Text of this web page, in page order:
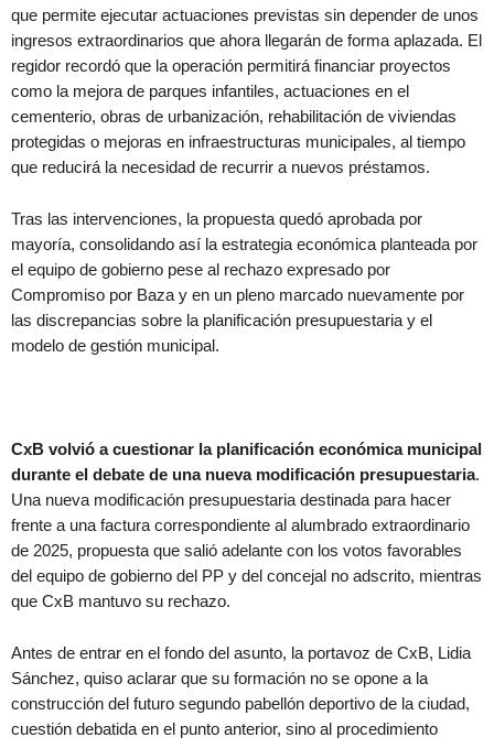
que permite ejecutar actuaciones previstas sin depender de unos
ingresos extraordinarios que ahora llegarán de forma aplazada. El
regidor recordó que la operación permitirá financiar proyectos
como la mejora de parques infantiles, actuaciones en el
cementerio, obras de urbanización, rehabilitación de viviendas
protegidas o mejoras en infraestructuras municipales, al tiempo
que reducirá la necesidad de recurrir a nuevos préstamos.
Tras las intervenciones, la propuesta quedó aprobada por
mayoría, consolidando así la estrategia económica planteada por
el equipo de gobierno pese al rechazo expresado por
Compromiso por Baza y en un pleno marcado nuevamente por
las discrepancias sobre la planificación presupuestaria y el
modelo de gestión municipal.
CxB volvió a cuestionar la planificación económica municipal
durante el debate de una nueva modificación presupuestaria.
Una nueva modificación presupuestaria destinada para hacer
frente a una factura correspondiente al alumbrado extraordinario
de 2025, propuesta que salió adelante con los votos favorables
del equipo de gobierno del PP y del concejal no adscrito, mientras
que CxB mantuvo su rechazo.
Antes de entrar en el fondo del asunto, la portavoz de CxB, Lidia
Sánchez, quiso aclarar que su formación no se opone a la
construcción del futuro segundo pabellón deportivo de la ciudad,
cuestión debatida en el punto anterior, sino al procedimiento